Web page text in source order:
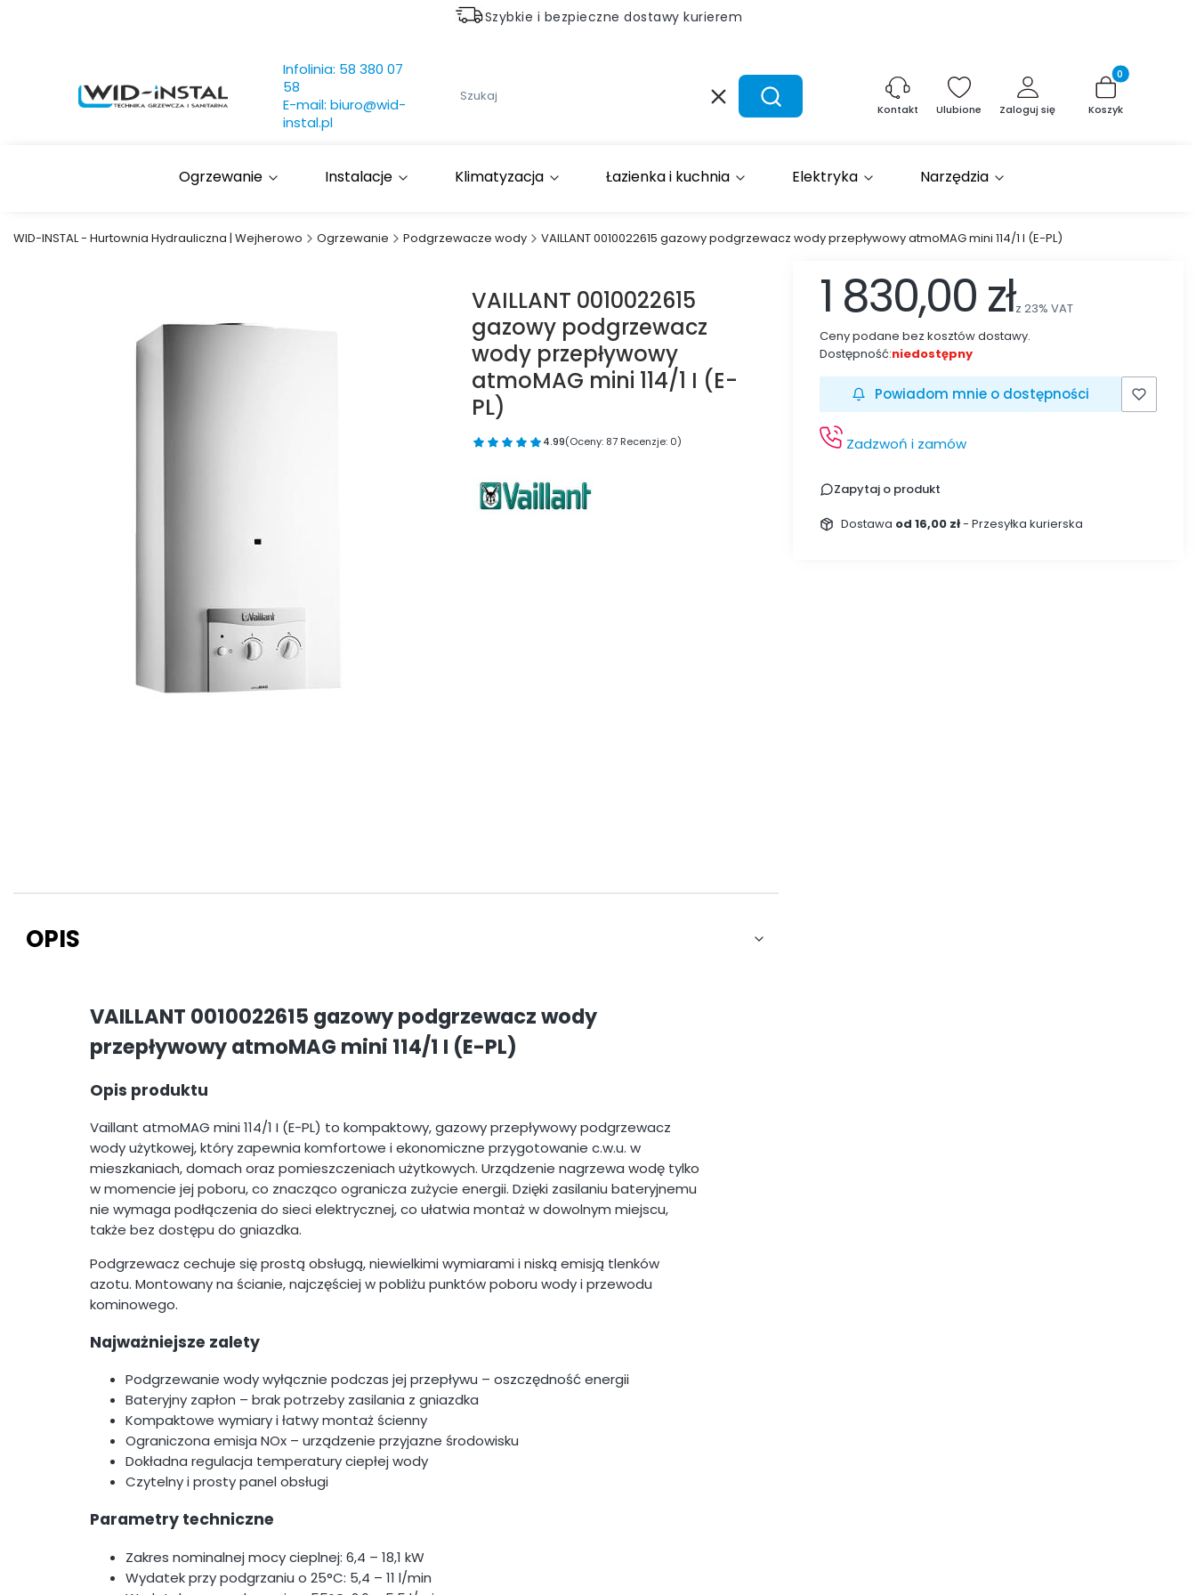
Szybkie i bezpieczne dostawy kurierem
Infolinia: 58 380 07
58
E-mail: biuro@wid-
instal.pl
WyczyśćSzukaj Kontakt Ulubione Zaloguj się
Produkty w
Koszyk
Ogrzewanie Instalacje Klimatyzacja Łazienka i kuchnia Elektryka Narzędzia
WID-INSTAL - Hurtownia Hydrauliczna | Wejherowo Ogrzewanie Podgrzewacze wody VAILLANT 0010022615 gazowy podgrzewacz wody przepływowy atmoMAG mini 114/1 I (E-PL)
VAILLANT 0010022615
gazowy podgrzewacz
wody przepływowy
atmoMAG mini 114/1 I (E-
PL)
4.99(Oceny: 87 Recenzje: 0)
OPIS
VAILLANT 0010022615 gazowy podgrzewacz wody
przepływowy atmoMAG mini 114/1 I (E-PL)
Opis produktu
Vaillant atmoMAG mini 114/1 I (E-PL) to kompaktowy, gazowy przepływowy podgrzewacz
wody użytkowej, który zapewnia komfortowe i ekonomiczne przygotowanie c.w.u. w
mieszkaniach, domach oraz pomieszczeniach użytkowych. Urządzenie nagrzewa wodę tylko
w momencie jej poboru, co znacząco ogranicza zużycie energii. Dzięki zasilaniu bateryjnemu
nie wymaga podłączenia do sieci elektrycznej, co ułatwia montaż w dowolnym miejscu,
także bez dostępu do gniazdka.
Podgrzewacz cechuje się prostą obsługą, niewielkimi wymiarami i niską emisją tlenków
azotu. Montowany na ścianie, najczęściej w pobliżu punktów poboru wody i przewodu
kominowego.
Najważniejsze zalety
Podgrzewanie wody wyłącznie podczas jej przepływu – oszczędność energii
Bateryjny zapłon – brak potrzeby zasilania z gniazdka
Kompaktowe wymiary i łatwy montaż ścienny
Ograniczona emisja NOx – urządzenie przyjazne środowisku
Dokładna regulacja temperatury ciepłej wody
Czytelny i prosty panel obsługi
Parametry techniczne
Zakres nominalnej mocy cieplnej: 6,4 – 18,1 kW
Wydatek przy podgrzaniu o 25°C: 5,4 – 11 l/min
1 830,00 złz 23% VAT
Ceny podane bez kosztów dostawy.
Dostępność:niedostępny
Powiadom mnie o dostępności
Zadzwoń i zamów
Zapytaj o produkt
Dostawa od 16,00 zł- Przesyłka kurierska